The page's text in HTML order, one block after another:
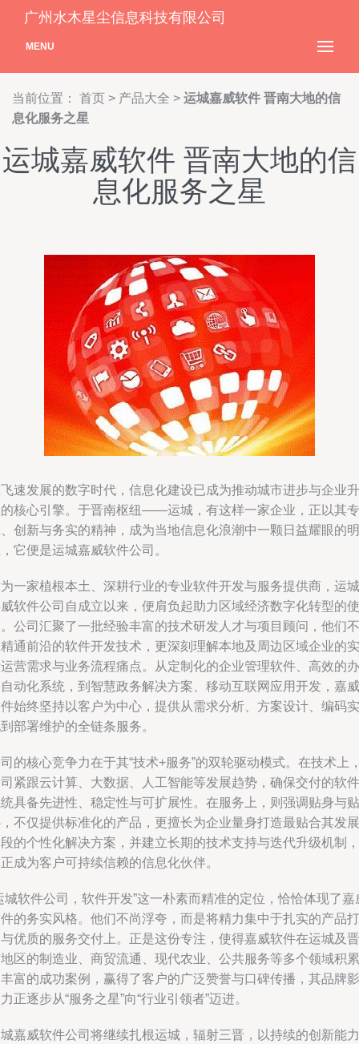
广州水木星尘信息科技有限公司
MENU
当前位置： 首页 > 产品大全 > 运城嘉威软件 晋南大地的信
息化服务之星
运城嘉威软件 晋南大地的信
息化服务之星
速发展的数字时代，信息化建设已成为推动城市进步与企业升
核心引擎。于晋南枢纽——运城，有这样一家企业，正以其专
创新与务实的精神，成为当地信息化浪潮中一颗日益耀眼的明
它便是运城嘉威软件公司。
一家植根本土、深耕行业的专业软件开发与服务提供商，运城
软件公司自成立以来，便肩负起助力区域经济数字化转型的使
公司汇聚了一批经验丰富的技术研发人才与项目顾问，他们不
通前沿的软件开发技术，更深刻理解本地及周边区域企业的实
营需求与业务流程痛点。从定制化的企业管理软件、高效的办
动化系统，到智慧政务解决方案、移动互联网应用开发，嘉威
始终坚持以客户为中心，提供从需求分析、方案设计、编码实
部署维护的全链条服务。
的核心竞争力在于其“技术+服务”的双轮驱动模式。在技术上
紧跟云计算、大数据、人工智能等发展趋势，确保交付的软件
具备先进性、稳定性与可扩展性。在服务上，则强调贴身与贴
不仅提供标准化的产品，更擅长为企业量身打造最贴合其发展
的个性化解决方案，并建立长期的技术支持与迭代升级机制，
成为客户可持续信赖的信息化伙伴。
城软件公司，软件开发”这一朴素而精准的定位，恰恰体现了嘉
的务实风格。他们不尚浮夸，而是将精力集中于扎实的产品打
优质的服务交付上。正是这份专注，使得嘉威软件在运城及晋
区的制造业、商贸流通、现代农业、公共服务等多个领域积累
富的成功案例，赢得了客户的广泛赞誉与口碑传播，其品牌影
正逐步从“服务之星”向“行业引领者”迈进。
嘉威软件公司将继续扎根运城，辐射三晋，以持续的创新能力